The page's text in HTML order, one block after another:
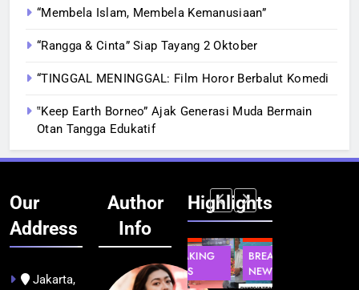
“Membela Islam, Membela Kemanusiaan”
“Rangga & Cinta” Siap Tayang 2 Oktober
“TINGGAL MENINGGAL: Film Horor Berbalut Komedi
‟Keep Earth Borneo” Ajak Generasi Muda Bermain
Otan Tangga Edukatif
Our
Address
Jakarta,
Author
Info
Highlights
INFRASTRUKTUR
TEKNOLOGI
BERITA
NEWS
BREAKING